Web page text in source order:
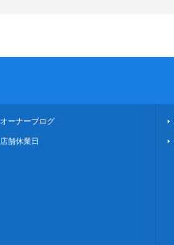
オーナーブログ
店舗休業日